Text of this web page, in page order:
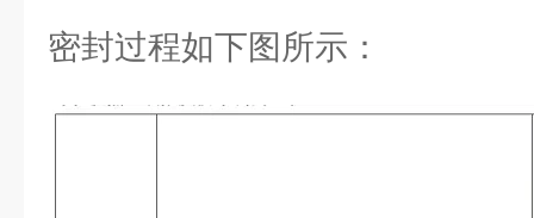
密封过程如下图所示：